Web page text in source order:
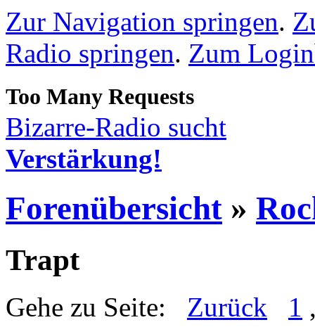
Zur Navigation springen.
Radio springen. Zum
Bizarre-Radio sucht
Verstärkung!
Forenübersicht »
Trapt
Gehe zu Seite: Zurück 1